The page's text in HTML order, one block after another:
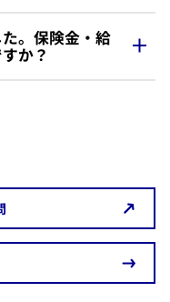
生いたしませ
。保険金・給
か？
合、保険証券の
請求いただく場合
て保険証券紛失
を進めさせていた